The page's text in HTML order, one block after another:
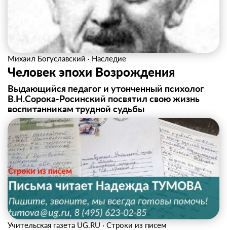
Михаил Богуславский · Наследие
Человек эпохи Возрождения
Выдающийся педагог и утонченный психолог
В.Н.Сорока-Росинский посвятил свою жизнь
воспитанникам трудной судьбы
Учительская газета UG.RU · Строки из писем